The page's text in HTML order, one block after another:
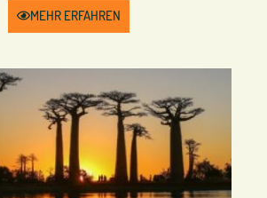
MEHR ERFAHREN